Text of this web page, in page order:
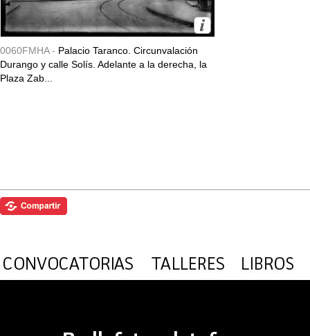
0060FMHA - Palacio Taranco. Circunvalación
Durango y calle Solís. Adelante a la derecha, la
Plaza Zab...